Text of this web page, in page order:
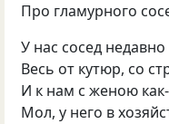
Про гламурного
У нас сосед
Весь от кутюр, со
И к нам с женою
Мол, у него в